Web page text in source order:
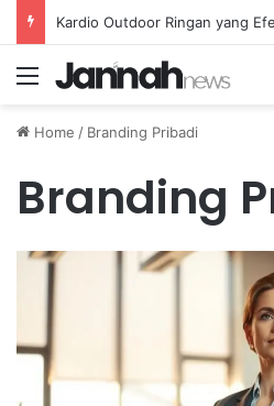
Menu
Home / Branding Pribadi
Branding